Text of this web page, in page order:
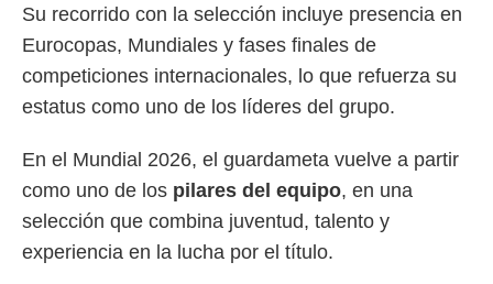
Su recorrido con la selección incluye presencia en
Eurocopas, Mundiales y fases finales de
competiciones internacionales, lo que refuerza su
estatus como uno de los líderes del grupo.
En el Mundial 2026, el guardameta vuelve a partir
como uno de los pilares del equipo, en una
selección que combina juventud, talento y
experiencia en la lucha por el título.